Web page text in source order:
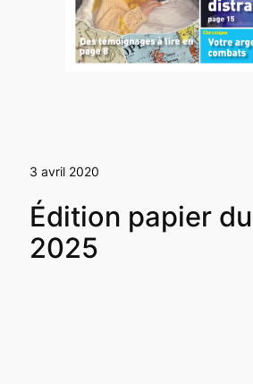
3 avril 2020
Édition papier
2025